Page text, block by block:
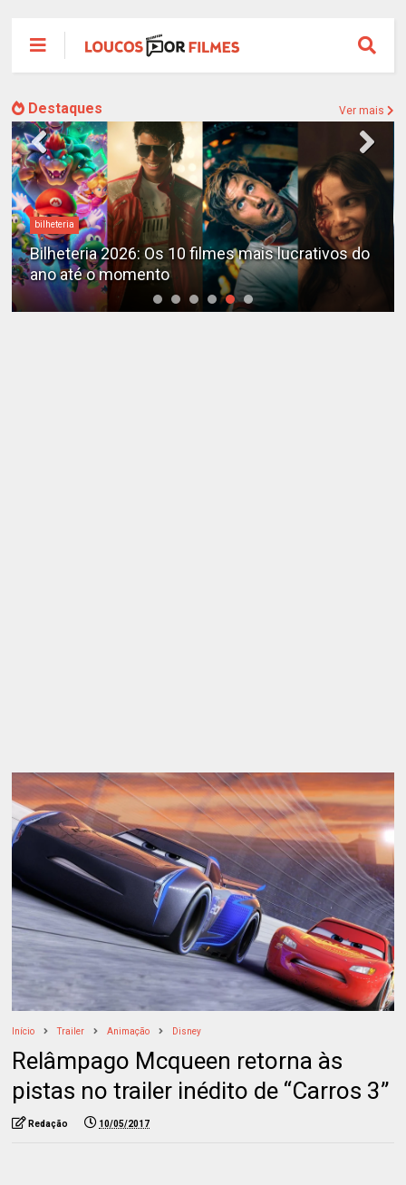
Destaques Ver mais
bilheteria
Bilheteria 2026: Os 10 filmes mais lucrativos do
ano até o momento
Início Trailer Animação Disney
Relâmpago Mcqueen retorna às
pistas no trailer inédito de “Carros 3”
Redação 10/05/2017